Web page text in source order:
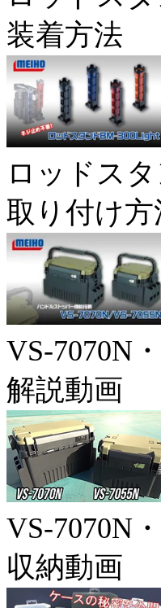
装着方法
ロッドス
取り付け方
VS-7070N
解説動画
VS-7070N
収納動画